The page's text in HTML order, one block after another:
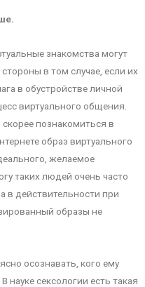
знакомства могут
в том случае, если их
в обустройстве личной
виртуального общения.
познакомиться в
образ виртуального
желаемое
таких людей очень часто
в действительности при
образы не
осознавать, кого ему
сексологии есть такая